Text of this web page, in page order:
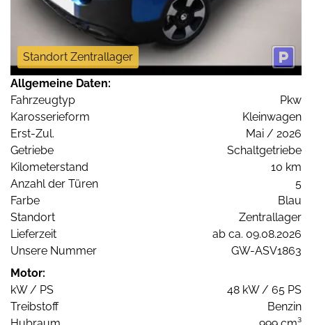
Standort Zentrallager
Allgemeine Daten:
Fahrzeugtyp
Pkw
Karosserieform
Kleinwagen
Erst-Zul.
Mai / 2026
Getriebe
Schaltgetriebe
Kilometerstand
10 km
Anzahl der Türen
5
Farbe
Blau
Standort
Zentrallager
Lieferzeit
ab ca. 09.08.2026
Unsere Nummer
GW-ASV1863
Motor:
kW / PS
48 kW / 65 PS
Treibstoff
Benzin